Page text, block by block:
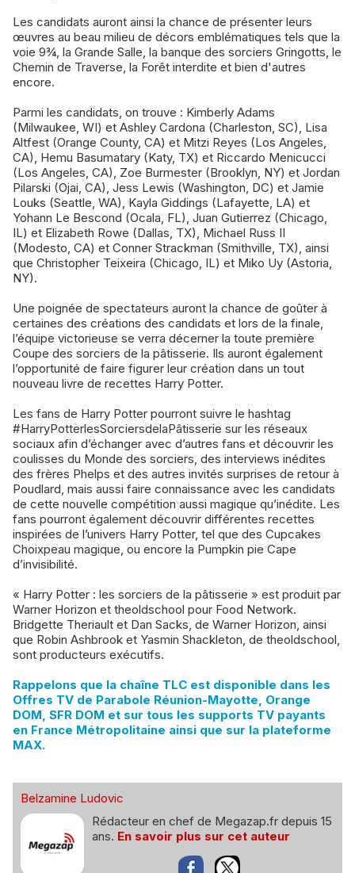
Les candidats auront ainsi la chance de présenter leurs
œuvres au beau milieu de décors emblématiques tels que la
voie 9¾, la Grande Salle, la banque des sorciers Gringotts, le
Chemin de Traverse, la Forêt interdite et bien d'autres
encore.
Parmi les candidats, on trouve : Kimberly Adams
(Milwaukee, WI) et Ashley Cardona (Charleston, SC), Lisa
Altfest (Orange County, CA) et Mitzi Reyes (Los Angeles,
CA), Hemu Basumatary (Katy, TX) et Riccardo Menicucci
(Los Angeles, CA), Zoe Burmester (Brooklyn, NY) et Jordan
Pilarski (Ojai, CA), Jess Lewis (Washington, DC) et Jamie
Louks (Seattle, WA), Kayla Giddings (Lafayette, LA) et
Yohann Le Bescond (Ocala, FL), Juan Gutierrez (Chicago,
IL) et Elizabeth Rowe (Dallas, TX), Michael Russ II
(Modesto, CA) et Conner Strackman (Smithville, TX), ainsi
que Christopher Teixeira (Chicago, IL) et Miko Uy (Astoria,
NY).
Une poignée de spectateurs auront la chance de goûter à
certaines des créations des candidats et lors de la finale,
l’équipe victorieuse se verra décerner la toute première
Coupe des sorciers de la pâtisserie. Ils auront également
l’opportunité de faire figurer leur création dans un tout
nouveau livre de recettes Harry Potter.
Les fans de Harry Potter pourront suivre le hashtag
#HarryPotterlesSorciersdelaPâtisserie sur les réseaux
sociaux afin d’échanger avec d’autres fans et découvrir les
coulisses du Monde des sorciers, des interviews inédites
des frères Phelps et des autres invités surprises de retour à
Poudlard, mais aussi faire connaissance avec les candidats
de cette nouvelle compétition aussi magique qu’inédite. Les
fans pourront également découvrir différentes recettes
inspirées de l’univers Harry Potter, tel que des Cupcakes
Choixpeau magique, ou encore la Pumpkin pie Cape
d’invisibilité.
« Harry Potter : les sorciers de la pâtisserie » est produit par
Warner Horizon et theoldschool pour Food Network.
Bridgette Theriault et Dan Sacks, de Warner Horizon, ainsi
que Robin Ashbrook et Yasmin Shackleton, de theoldschool,
sont producteurs exécutifs.
Rappelons que la chaîne TLC est disponible dans les
Offres TV de Parabole Réunion-Mayotte, Orange
DOM, SFR DOM et sur tous les supports TV payants
en France Métropolitaine ainsi que sur la plateforme
MAX.
Belzamine Ludovic
Rédacteur en chef de Megazap.fr depuis 15
ans. En savoir plus sur cet auteur